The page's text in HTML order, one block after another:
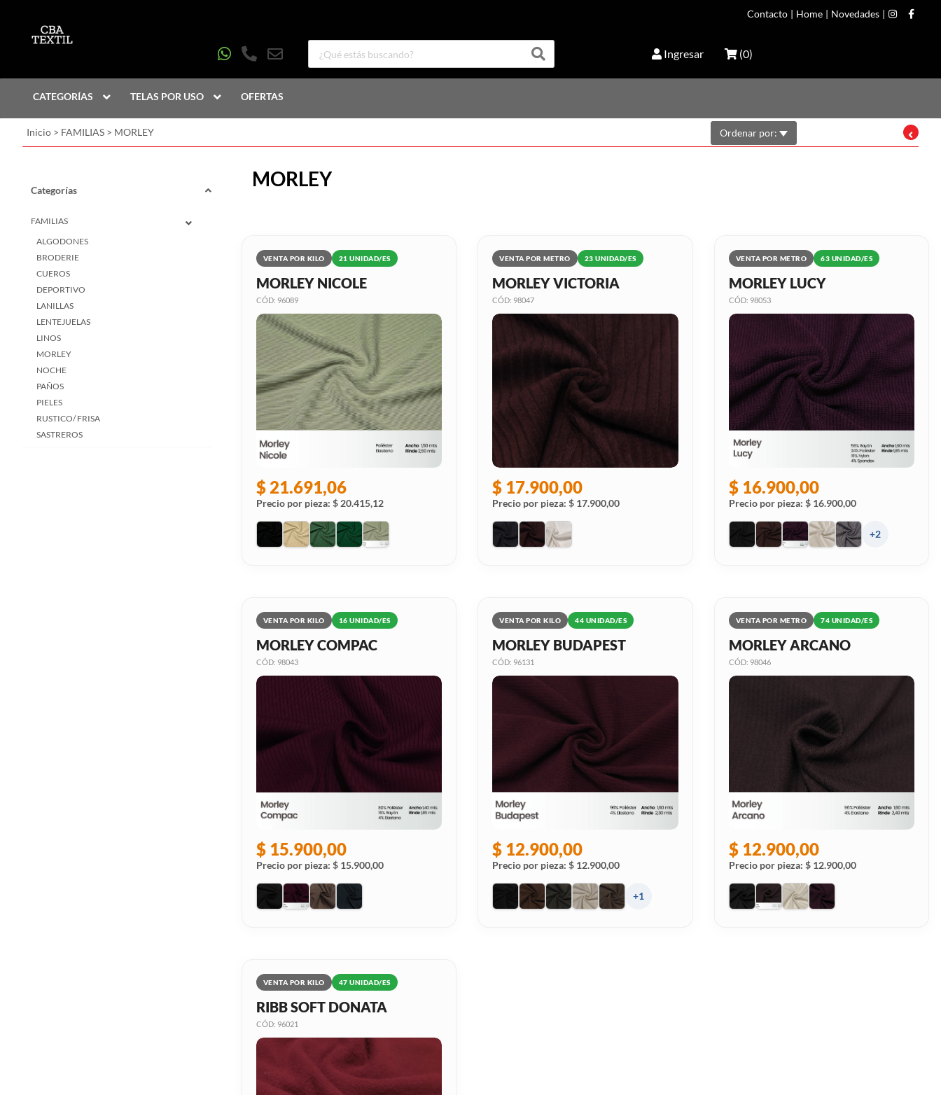
Contacto | Home | Novedades |
Ingresar (0)
CATEGORÍAS TELAS POR USO OFERTAS
Inicio > FAMILIAS > MORLEY Ordenar por:
Categorías
FAMILIAS
ALGODONES
BRODERIE
CUEROS
DEPORTIVO
LANILLAS
LENTEJUELAS
LINOS
MORLEY
NOCHE
PAÑOS
PIELES
RUSTICO/ FRISA
SASTREROS
MORLEY
VENTA POR KILO 21 UNIDAD/ES
MORLEY NICOLE
CÓD: 96089
$ 21.691,06
Precio por pieza: $ 20.415,12
VENTA POR METRO 23 UNIDAD/ES
MORLEY VICTORIA
CÓD: 98047
$ 17.900,00
Precio por pieza: $ 17.900,00
VENTA POR METRO 63 UNIDAD/ES
MORLEY LUCY
CÓD: 98053
$ 16.900,00
Precio por pieza: $ 16.900,00
+2
VENTA POR KILO 16 UNIDAD/ES
MORLEY COMPAC
CÓD: 98043
$ 15.900,00
Precio por pieza: $ 15.900,00
VENTA POR KILO 44 UNIDAD/ES
MORLEY BUDAPEST
CÓD: 96131
$ 12.900,00
Precio por pieza: $ 12.900,00
+1
VENTA POR METRO 74 UNIDAD/ES
MORLEY ARCANO
CÓD: 98046
$ 12.900,00
Precio por pieza: $ 12.900,00
VENTA POR KILO 47 UNIDAD/ES
RIBB SOFT DONATA
CÓD: 96021